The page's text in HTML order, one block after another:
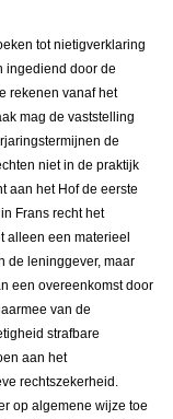
tot nietigverklaring
ingediend door de
rekenen vanaf het
mag de vaststelling
de
niet in de praktijk
aan het Hof de eerste
Frans recht het
alleen een materieel
de leninggever, maar
een overeenkomst door
van de
strafbare
aan het
rechtszekerheid.
op algemene wijze toe